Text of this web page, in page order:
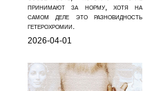
принимают за норму, хотя на
самом деле это разновидность
гетерохромии.
2026-04-01